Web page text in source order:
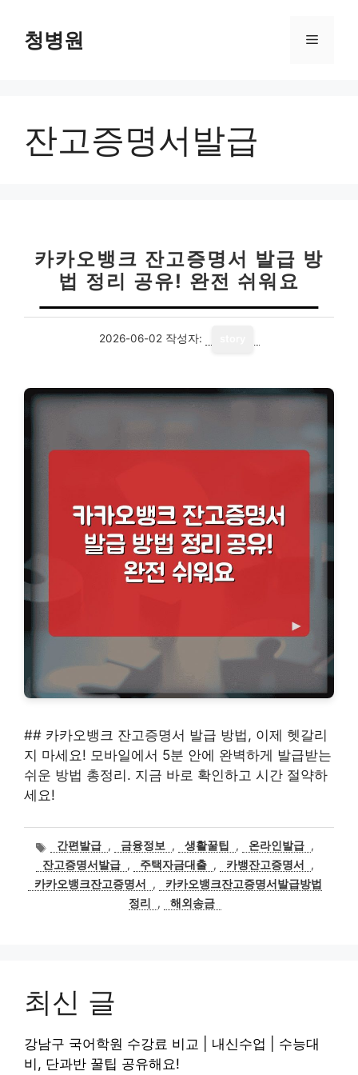
청병원 메
잔고증명서발급
카카오뱅크 잔고증명서 발급 방
법 정리 공유! 완전 쉬워요
2026-06-02 작성자:
## 카카오뱅크 잔고증명서 발급 방법, 이제 헷갈리
지 마세요! 모바일에서 5분 안에 완벽하게 발급받는
쉬운 방법 총정리. 지금 바로 확인하고 시간 절약하
세요!
태
그
간편발급 , 금융정보 , 생활꿀팁 , 온라인발급 ,
잔고증명서발급 , 주택자금대출 , 카뱅잔고증명서
,
카카오뱅크잔고증명서
,
카카오뱅크잔고증명서발급방법
정리
, 해외송금
최신 글
강남구 국어학원 수강료 비교 | 내신수업 | 수능대
비, 단과반 꿀팁 공유해요!